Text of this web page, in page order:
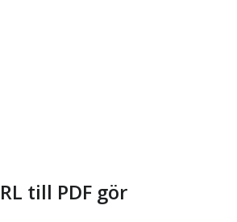
till PDF gör